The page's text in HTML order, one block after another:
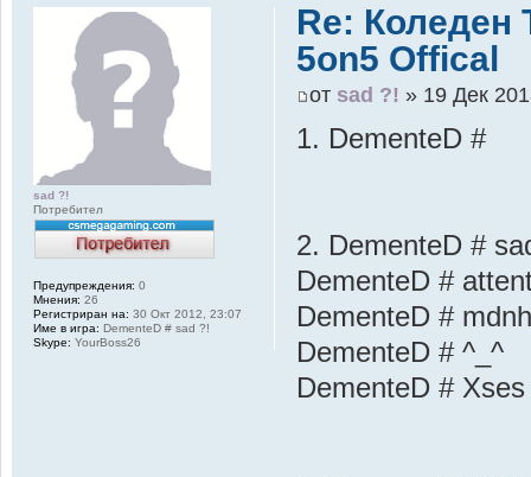
Re: Коледен
5on5 Оffical
от sad ?! » 19 Дек
1. DementeD #
2. DementeD #
DementeD #
DementeD #
DementeD # ^_^
DementeD # Xses
sad ?!
Потребител
Предупреждения: 0
Мнения: 26
Регистриран на: 30 Окт 2012, 23:07
Име в игра: DementeD # sad ?!
Skype: YourBoss26